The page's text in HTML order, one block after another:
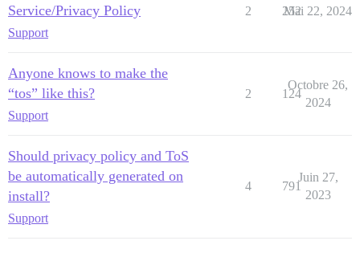
Service/Privacy Policy
Support
2 252
Mai 22, 2024
Anyone knows to make the
“tos” like this?
Support
2 124
Octobre 26,
2024
Should privacy policy and ToS
be automatically generated on
install?
Support
4 791
Juin 27,
2023